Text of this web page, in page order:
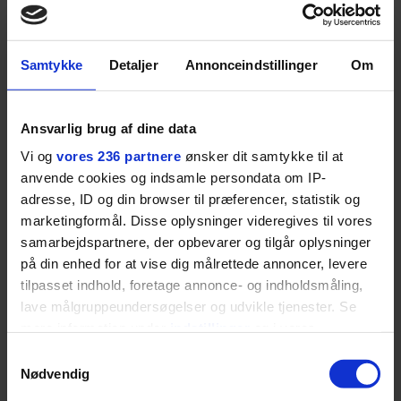
Samtykke Detaljer Annonceindstillinger Om
Ansvarlig brug af dine data
Vi og vores 236 partnere ønsker dit samtykke til at
anvende cookies og indsamle persondata om IP-
adresse, ID og din browser til præferencer, statistik og
marketingformål. Disse oplysninger videregives til vores
samarbejdspartnere, der opbevarer og tilgår oplysninger
på din enhed for at vise dig målrettede annoncer, levere
tilpasset indhold, foretage annonce- og indholdsmåling,
lave målgruppeundersøgelser og udvikle tjenester. Se
tilbage eller ændre indstillinger fra vores
"Cookiedeklaration", eller ved at trykke på "Privacy
Nødvendig
LIVSSTIL
Dua Lipa har
København. Og den er –
ganske forudsigelig
NYHEDSBREV
BOSS’ nye tennis-kollektion er relevant langt ud over
banen
med Australian Open cementerer BOSS sin position i
krydsfeltet mellem tennis, performance og moderne
livsstil.